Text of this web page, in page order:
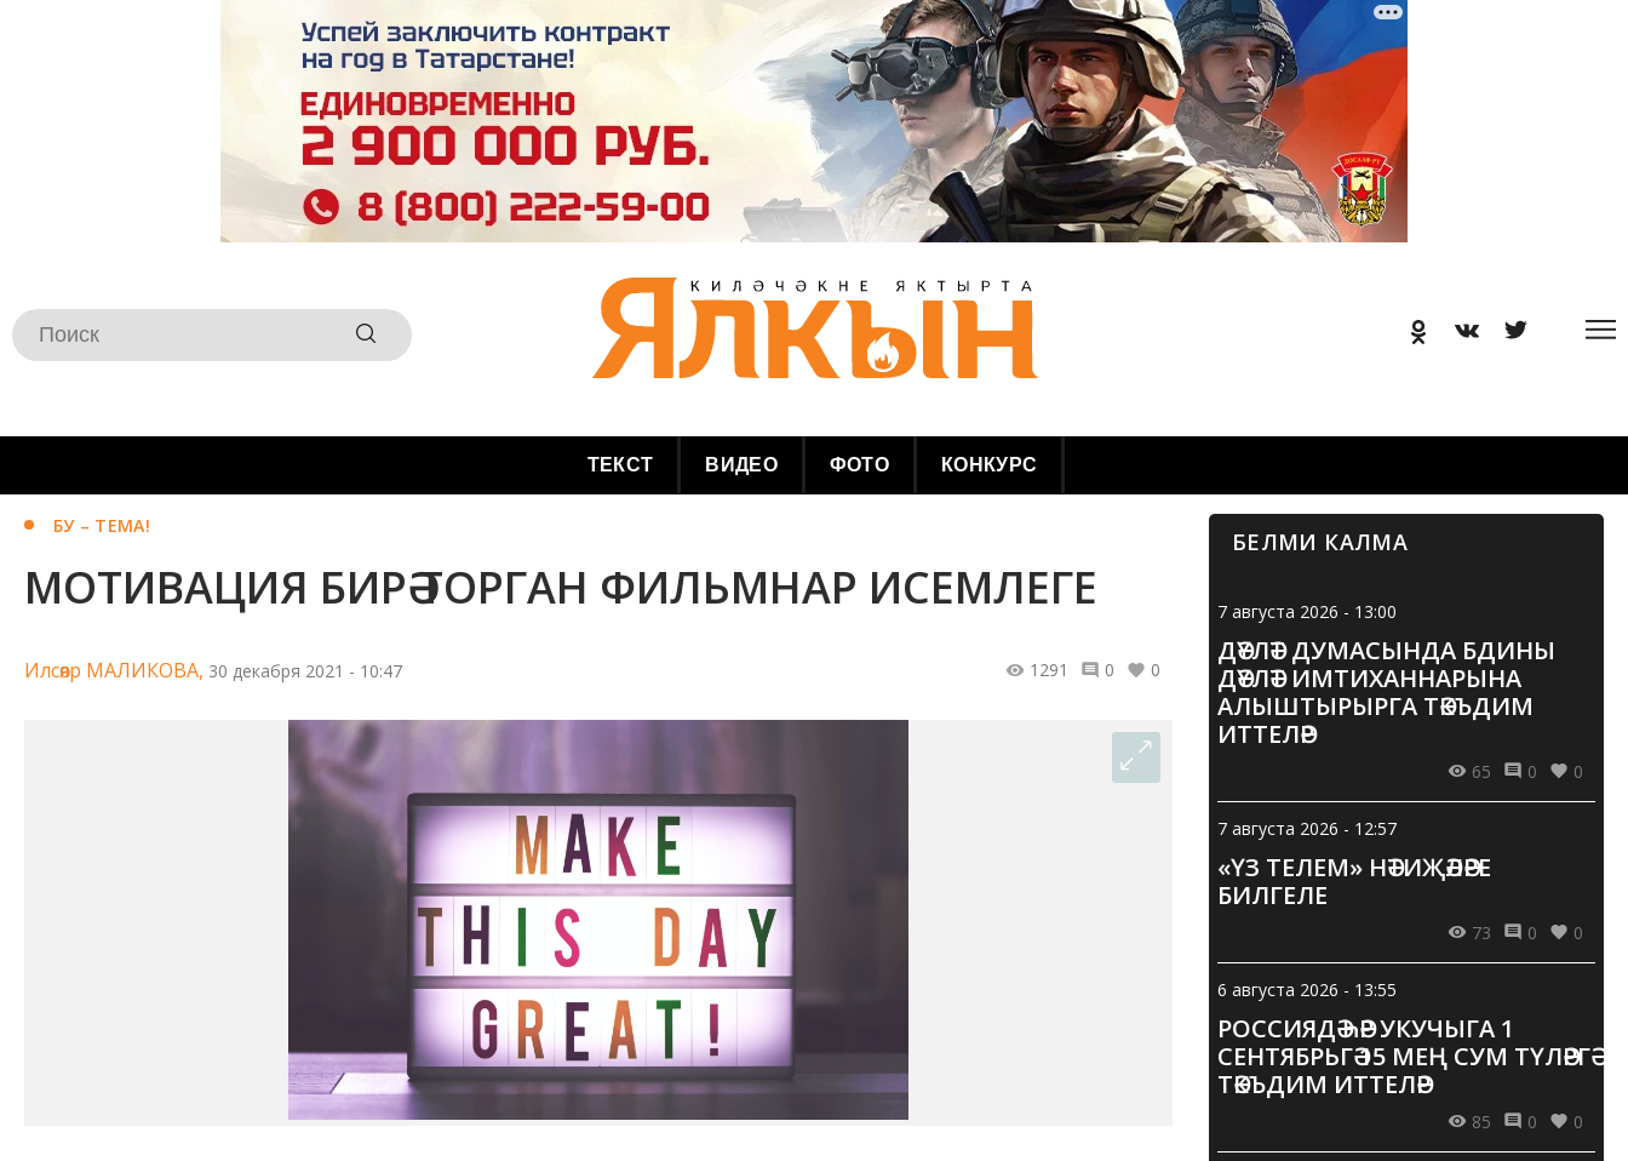
ТЕКСТ ВИДЕО ФОТО КОНКУРС
БУ – ТЕМА!
МОТИВАЦИЯ БИРӘ ТОРГАН ФИЛЬМНАР ИСЕМЛЕГЕ
Илсөяр МАЛИКОВА, 30 декабря 2021 - 10:47 1291 0 0
БЕЛМИ КАЛМА
7 августа 2026 - 13:00
ДӘҮЛӘТ ДУМАСЫНДА БДИНЫ
ДӘҮЛӘТ ИМТИХАННАРЫНА
АЛЫШТЫРЫРГА ТӘКЪДИМ
ИТТЕЛӘР
65 0 0
7 августа 2026 - 12:57
«ҮЗ ТЕЛЕМ» НӘТИҖӘЛӘРЕ
БИЛГЕЛЕ
73 0 0
6 августа 2026 - 13:55
РОССИЯДӘ ҺӘР УКУЧЫГА 1
СЕНТЯБРЬГӘ 15 МЕҢ СУМ ТҮЛӘРГӘ
ТӘКЪДИМ ИТТЕЛӘР
85 0 0